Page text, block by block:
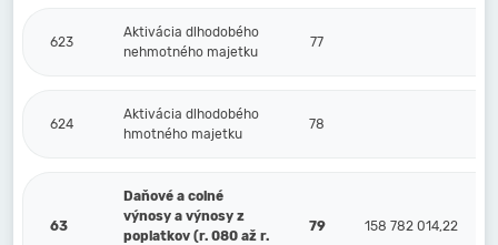
623
Aktivácia dlhodobého
nehmotného majetku
77
624
Aktivácia dlhodobého
hmotného majetku
78
63
Daňové a colné
výnosy a výnosy z
poplatkov (r. 080 až r.
79 158 782 014,22